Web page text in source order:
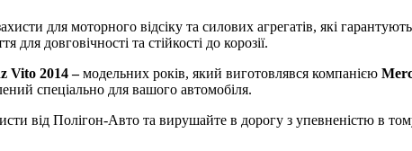
для моторного відсіку та силових агрегатів, які
довговічності та стійкості до корозії.
Vito 2014 –модельних років, який виготовлявся компанією
спеціально для вашого автомобіля.
від Полігон-Авто та вирушайте в дорогу з упевненістю в